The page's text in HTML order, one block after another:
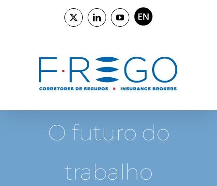
X LinkedInYouTubeENGLISH
O futuro do
trabalho